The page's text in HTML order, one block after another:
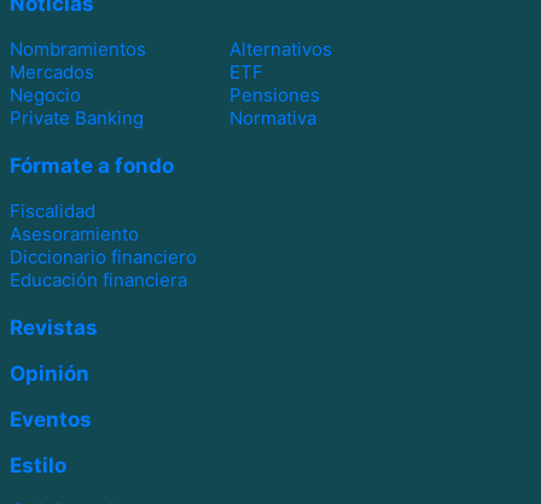
Nombramientos
Alternativos
Mercados
ETF
Negocio
Pensiones
Private Banking
Normativa
Fórmate a fondo
Fiscalidad
Asesoramiento
Diccionario financiero
Educación financiera
Revistas
Opinión
Eventos
Estilo